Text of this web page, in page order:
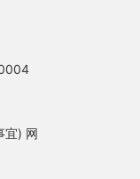
宜) 网